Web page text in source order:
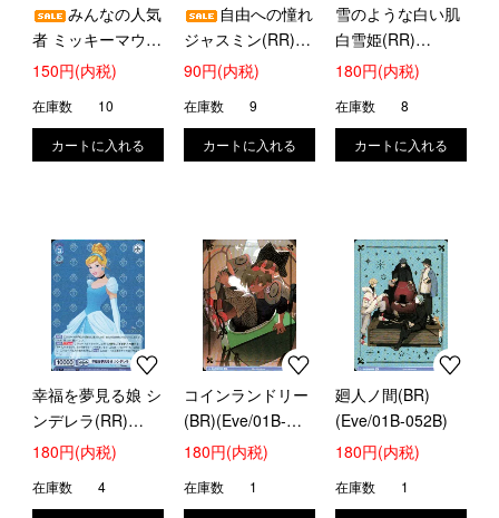
みんなの人気
者 ミッキーマウス
&ミニーマウス
004)
150円(内税)
在庫数 10
自由への憧れ
ジャスミン(RR)
(DSY/01B-026)
90円(内税)
在庫数 9
雪のような白い肌
白雪姫(RR)
(DSY/01B-027)
180円(内税)
在庫数 8
幸福を夢見る娘 シ
ンデレラ(RR)
(DSY/01B-045)
180円(内税)
在庫数 4
コインランドリー
(BR)(Eve/01B-
014B)
180円(内税)
在庫数 1
廻人ノ間(BR)
(Eve/01B-052B)
180円(内税)
在庫数 1